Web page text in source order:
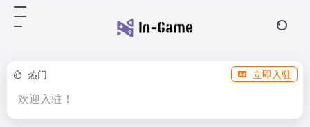
热门 立即入驻
欢迎入驻！